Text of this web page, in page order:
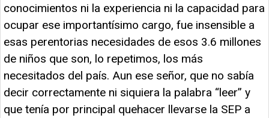
conocimientos ni la experiencia ni la capacidad para
ocupar ese importantísimo cargo, fue insensible a
esas perentorias necesidades de esos 3.6 millones
de niños que son, lo repetimos, los más
necesitados del país. Aun ese señor, que no sabía
decir correctamente ni siquiera la palabra “leer” y
que tenía por principal quehacer llevarse la SEP a